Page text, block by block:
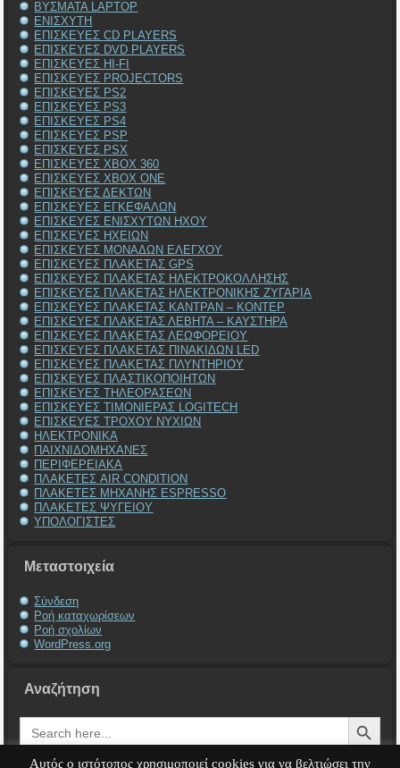
ΒΥΣΜΑΤΑ LAPTOP
ΕΝΙΣΧΥΤΗ
ΕΠΙΣΚΕΥΕΣ CD PLAYERS
ΕΠΙΣΚΕΥΕΣ DVD PLAYERS
ΕΠΙΣΚΕΥΕΣ HI-FI
ΕΠΙΣΚΕΥΕΣ PROJECTORS
ΕΠΙΣΚΕΥΕΣ PS2
ΕΠΙΣΚΕΥΕΣ PS3
ΕΠΙΣΚΕΥΕΣ PS4
ΕΠΙΣΚΕΥΕΣ PSP
ΕΠΙΣΚΕΥΕΣ PSX
ΕΠΙΣΚΕΥΕΣ XBOX 360
ΕΠΙΣΚΕΥΕΣ XBOX ONE
ΕΠΙΣΚΕΥΕΣ ΔΕΚΤΩΝ
ΕΠΙΣΚΕΥΕΣ ΕΓΚΕΦΑΛΩΝ
ΕΠΙΣΚΕΥΕΣ ΕΝΙΣΧΥΤΩΝ ΗΧΟΥ
ΕΠΙΣΚΕΥΕΣ ΗΧΕΙΩΝ
ΕΠΙΣΚΕΥΕΣ ΜΟΝΑΔΩΝ ΕΛΕΓΧΟΥ
ΕΠΙΣΚΕΥΕΣ ΠΛΑΚΕΤΑΣ GPS
ΕΠΙΣΚΕΥΕΣ ΠΛΑΚΕΤΑΣ ΗΛΕΚΤΡΟΚΟΛΛΗΣΗΣ
ΕΠΙΣΚΕΥΕΣ ΠΛΑΚΕΤΑΣ ΗΛΕΚΤΡΟΝΙΚΗΣ ΖΥΓΑΡΙΑ
ΕΠΙΣΚΕΥΕΣ ΠΛΑΚΕΤΑΣ ΚΑΝΤΡΑΝ – ΚΟΝΤΕΡ
ΕΠΙΣΚΕΥΕΣ ΠΛΑΚΕΤΑΣ ΛΕΒΗΤΑ – ΚΑΥΣΤΗΡΑ
ΕΠΙΣΚΕΥΕΣ ΠΛΑΚΕΤΑΣ ΛΕΩΦΟΡΕΙΟΥ
ΕΠΙΣΚΕΥΕΣ ΠΛΑΚΕΤΑΣ ΠΙΝΑΚΙΔΩΝ LED
ΕΠΙΣΚΕΥΕΣ ΠΛΑΚΕΤΑΣ ΠΛΥΝΤΗΡΙΟΥ
ΕΠΙΣΚΕΥΕΣ ΠΛΑΣΤΙΚΟΠΟΙΗΤΩΝ
ΕΠΙΣΚΕΥΕΣ ΤΗΛΕΟΡΑΣΕΩΝ
ΕΠΙΣΚΕΥΕΣ ΤΙΜΟΝΙΕΡΑΣ LOGITECH
ΕΠΙΣΚΕΥΕΣ ΤΡΟΧΟΥ ΝΥΧΙΩΝ
ΗΛΕΚΤΡΟΝΙΚΑ
ΠΑΙΧΝΙΔΟΜΗΧΑΝΕΣ
ΠΕΡΙΦΕΡΕΙΑΚΑ
ΠΛΑΚΕΤΕΣ AIR CONDITION
ΠΛΑΚΕΤΕΣ ΜΗΧΑΝΗΣ ESPRESSO
ΠΛΑΚΕΤΕΣ ΨΥΓΕΙΟΥ
ΥΠΟΛΟΓΙΣΤΕΣ
Μεταστοιχεία
Σύνδεση
Ροή καταχωρίσεων
Ροή σχολίων
WordPress.org
Αναζήτηση
Search
for:
Search Button
Αυτός ο ιστότοπος χρησιμοποιεί cookies για να βελτιώσει την